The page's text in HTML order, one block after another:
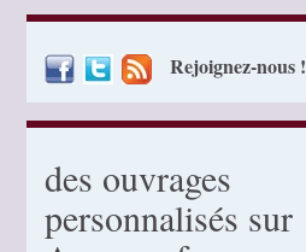
Rejoignez-nous !
des ouvrages
personnalisés sur